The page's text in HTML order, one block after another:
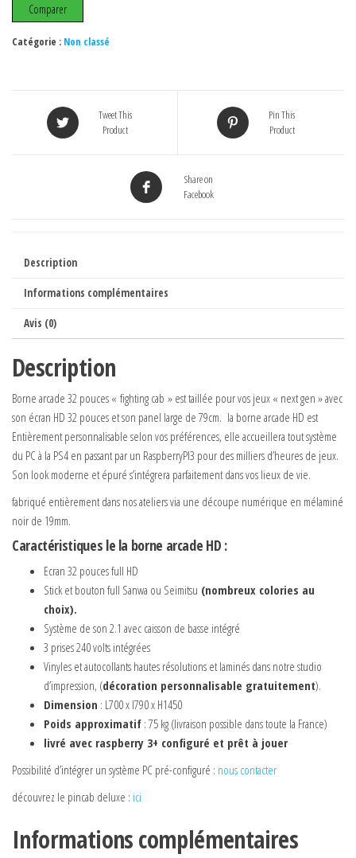
pouces
"fighting
Goldorak
Comparer
Catégorie : Non classé
Tweet This
Product
Pin This
Product
Share on
Facebook
Description
Informations complémentaires
Avis (0)
Description
Borne arcade 32 pouces « fighting cab » est taillée pour vos jeux « next gen » avec
son écran HD 32 pouces et son panel large de 79cm. la borne arcade HD est
Entièrement personnalisable selon vos préférences, elle accueillera tout système
du PC à la PS4 en passant par un RaspberryPI3 pour des milliers d’heures de jeux.
Son look moderne et épuré s’intégrera parfaitement dans vos lieux de vie.
fabriqué entièrement dans nos ateliers via une découpe numérique en mélaminé
noir de 19mm.
Caractéristiques le la borne arcade HD :
Ecran 32 pouces full HD
Stick et bouton full Sanwa ou Seimitsu (nombreux colories au
choix).
Système de son 2.1 avec caisson de basse intégré
3 prises 240 volts intégrées
Vinyles et autocollants hautes résolutions et laminés dans notre studio
d’impression, (décoration personnalisable gratuitement).
Dimension : L700 x l790 x H1450
Poids approximatif : 75 kg (livraison possible dans toute la France)
livré avec raspberry 3+ configuré et prêt à jouer
Possibilité d’intégrer un système PC pré-configuré : nous contacter
découvrez le pincab deluxe : ici
Informations complémentaires